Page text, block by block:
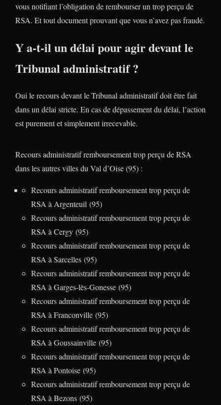
vous notifiant l’obligation de rembourser un trop perçu de
RSA. Et tout document prouvant que vous n’avez pas fraudé.
Y a-t-il un délai pour agir devant le
Tribunal administratif ?
Oui le recours devant le Tribunal administratif doit être fait
dans un délai stricte. En cas de dépassement du délai, l’action
est purement et simplement irrecevable.
Recours administratif remboursement trop perçu de RSA
dans les autres villes du Val d’Oise (95) :
Recours administratif remboursement trop perçu de
RSA à Argenteuil (95)
Recours administratif remboursement trop perçu de
RSA à Cergy (95)
Recours administratif remboursement trop perçu de
RSA à Sarcelles (95)
Recours administratif remboursement trop perçu de
RSA à Garges-lès-Gonesse (95)
Recours administratif remboursement trop perçu de
RSA à Franconville (95)
Recours administratif remboursement trop perçu de
RSA à Goussainville (95)
Recours administratif remboursement trop perçu de
RSA à Pontoise (95)
Recours administratif remboursement trop perçu de
RSA à Bezons (95)